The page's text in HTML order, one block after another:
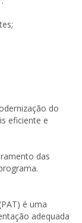
do
eficiente e
das
é uma
adequada